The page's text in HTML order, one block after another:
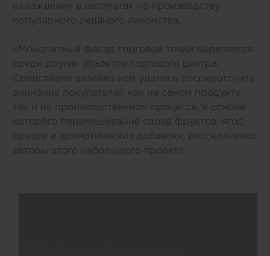
охлаждения в автоматах по производству
популярного ледяного лакомства.
«Монолитный фасад торговой точки выделяется
среди других объектов торгового центра.
Средствами дизайна нам удалось сосредоточить
внимание покупателей как на самом продукте,
так и на производственном процессе, в основе
которого перемешивание слоев фруктов, ягод,
орехов и ароматических добавок», рассказывают
авторы этого небольшого проекта.